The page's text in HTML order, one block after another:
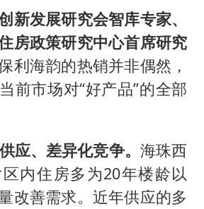
新发展研究会智库专家、
房政策研究中心首席研究
利海韵的热销并非偶然，
前市场对“好产品”的全部
应、差异化竞争。 海珠西
内住房多为20年楼龄以
改善需求。近年供应的多